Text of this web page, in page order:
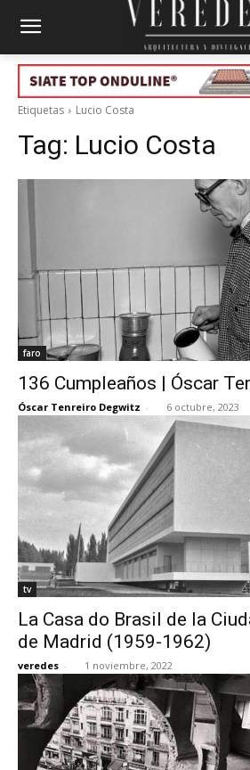
Etiquetas Lucio Costa
Tag: Lucio Costa
faro
136 Cumpleaños | Óscar
Óscar Tenreiro Degwitz - 6 octubre, 2023
tv
La Casa do Brasil de la
de Madrid (1959-1962)
veredes - 1 noviembre, 2022